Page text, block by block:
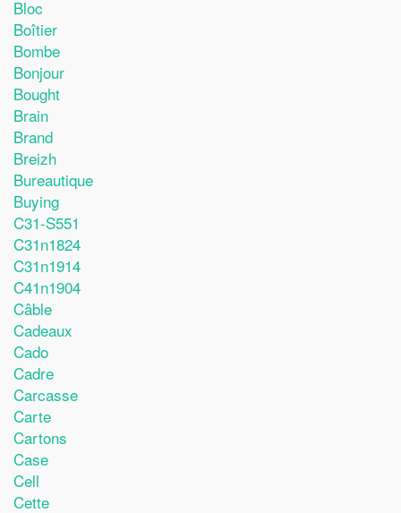
Bloc
Boîtier
Bombe
Bonjour
Bought
Brain
Brand
Breizh
Bureautique
Buying
C31-S551
C31n1824
C31n1914
C41n1904
Câble
Cadeaux
Cado
Cadre
Carcasse
Carte
Cartons
Case
Cell
Cette